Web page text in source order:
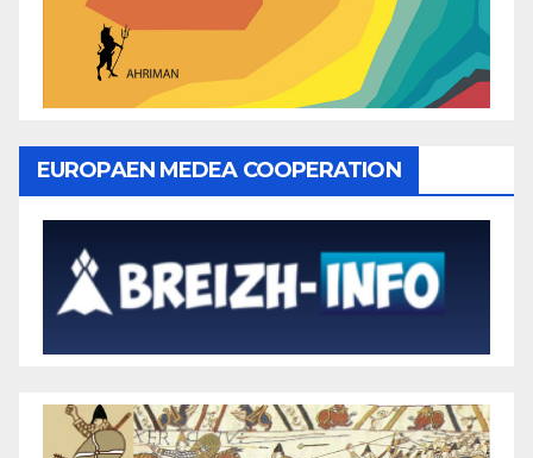
EUROPAEN MEDEA COOPERATION